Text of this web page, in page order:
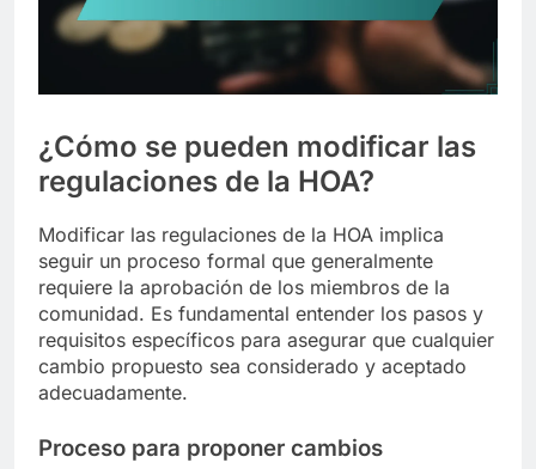
¿Cómo se pueden modificar las
regulaciones de la HOA?
Modificar las regulaciones de la HOA implica
seguir un proceso formal que generalmente
requiere la aprobación de los miembros de la
comunidad. Es fundamental entender los pasos y
requisitos específicos para asegurar que cualquier
cambio propuesto sea considerado y aceptado
adecuadamente.
Proceso para proponer cambios